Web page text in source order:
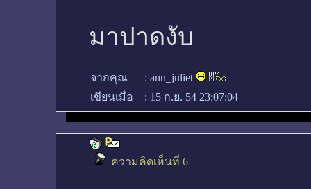
มาปาดงับ
จากคุณ : ann_juliet
เขียนเมื่อ
: 15 ก.ย. 54 23:07:04
ความคิดเห็นที่ 6